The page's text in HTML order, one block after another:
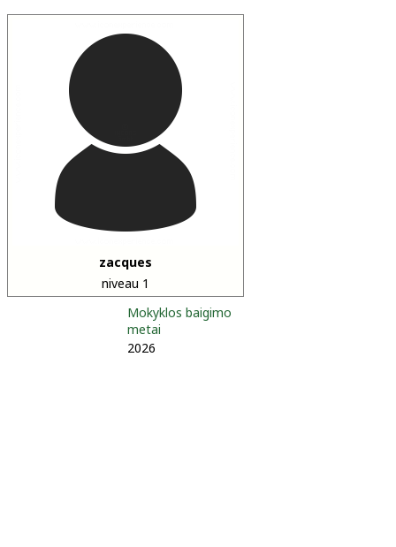
zacques
niveau 1
Mokyklos baigimo
metai
2026